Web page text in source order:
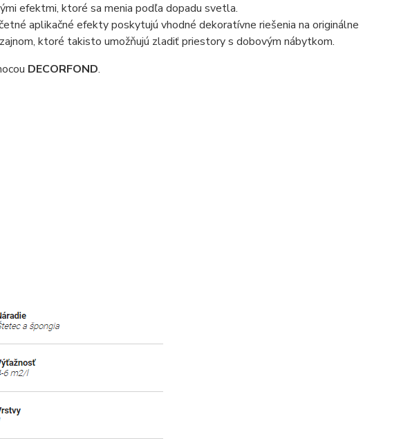
efektmi, ktoré sa menia podľa dopadu svetla.
aplikačné efekty poskytujú vhodné dekoratívne riešenia na originálne
ktoré takisto umožňujú zladiť priestory s dobovým nábytkom.
DECORFOND.